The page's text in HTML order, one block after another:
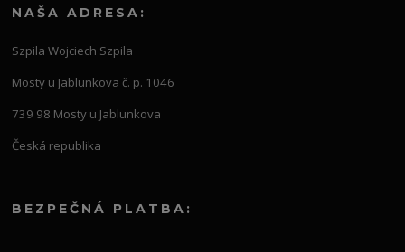
NAŠA ADRESA:
Szpila Wojciech Szpila
Mosty u Jablunkova č. p. 1046
739 98 Mosty u Jablunkova
Česká republika
BEZPEČNÁ PLATBA: